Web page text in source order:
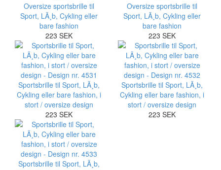
Oversize sportsbrille til
Sport, LÃ¸b, Cykling eller
bare fashion
223 SEK
Oversize sportsbrille til
Sport, LÃ¸b, Cykling eller
bare fashion
223 SEK
Sportsbrille til Sport, LÃ¸b,
Cykling eller bare fashion, i
stort / oversize design
223 SEK
Sportsbrille til Sport, LÃ¸b,
Cykling eller bare fashion, i
stort / oversize design
223 SEK
Sportsbrille til Sport, LÃ¸b,